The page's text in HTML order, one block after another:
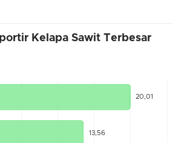
Kelapa Sawit Terbesar